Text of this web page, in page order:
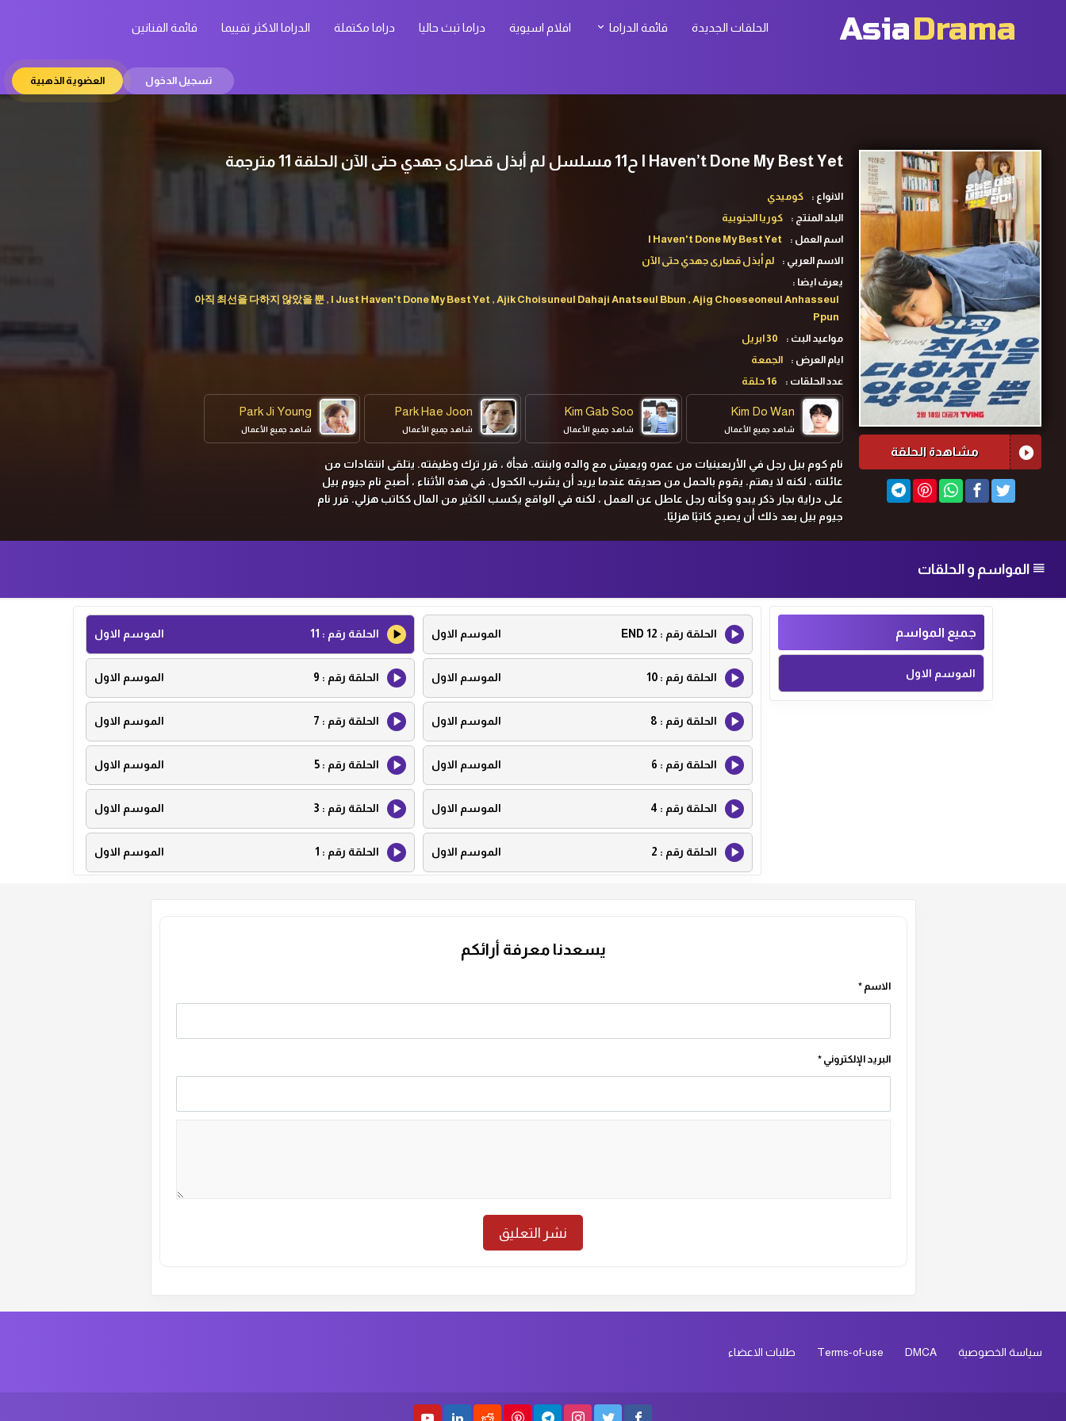
AsiaDrama الحلقات الجديدة قائمة الدراما افلام اسيوية دراما تبث حاليا دراما مكتملة الدراما الاكثر تقييما قائمة الفنانين
تسجيل الدخول العضوية الذهبية
مشاهدة الحلقة
I Haven’t Done My Best Yet ح11 مسلسل لم أبذل قصارى جهدي حتى الآن الحلقة 11 مترجمة
الانواع :
كوميدي
البلد المنتج :
كوريا الجنوبية
اسم العمل :
I Haven't Done My Best Yet
الاسم العربي :
لم أبذل قصارى جهدي حتى الآن
يعرف ايضا :
아직 최선을 다하지 않았을 뿐 , I Just Haven't Done My Best Yet , Ajik Choisuneul Dahaji Anatseul Bbun , Ajig Choeseoneul Anhasseul
Ppun
مواعيد البث :
30 ابريل
ايام العرض :
الجمعة
عدد الحلقات :
16 حلقة
Kim Do Wan
شاهد جميع الأعمال
Kim Gab Soo
شاهد جميع الأعمال
Park Hae Joon
شاهد جميع الأعمال
Park Ji Young
شاهد جميع الأعمال
نام كوم بيل رجل في الأربعينيات من عمره ويعيش مع والده وابنته. فجأة ، قرر ترك وظيفته. يتلقى انتقادات من
عائلته ، لكنه لا يهتم. يقوم بالحمل من صديقه عندما يريد أن يشرب الكحول. في هذه الأثناء ، أصبح نام جيوم بيل
على دراية بجار ذكر يبدو وكأنه رجل عاطل عن العمل ، لكنه في الواقع يكسب الكثير من المال ككاتب هزلي. قرر نام
جيوم بيل بعد ذلك أن يصبح كاتبًا هزليًا.
المواسم و الحلقات
جميع المواسم
الموسم الاول
الحلقة رقم : 12 END الموسم الاول الحلقة رقم : 11 الموسم الاول
الحلقة رقم :10 الموسم الاول الحلقة رقم : 9 الموسم الاول
الحلقة رقم : 8 الموسم الاول الحلقة رقم : 7 الموسم الاول
الحلقة رقم : 6 الموسم الاول الحلقة رقم : 5 الموسم الاول
الحلقة رقم : 4 الموسم الاول الحلقة رقم : 3 الموسم الاول
الحلقة رقم : 2 الموسم الاول الحلقة رقم : 1 الموسم الاول
يسعدنا معرفة أرائكم
الاسم*
البريد الإلكتروني*
سياسة الخصوصية DMCA
Terms-of-use طلبات الاعضاء